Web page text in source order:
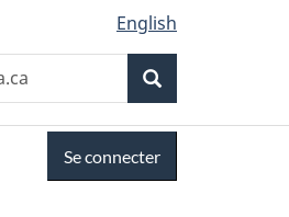
English
Se connecter